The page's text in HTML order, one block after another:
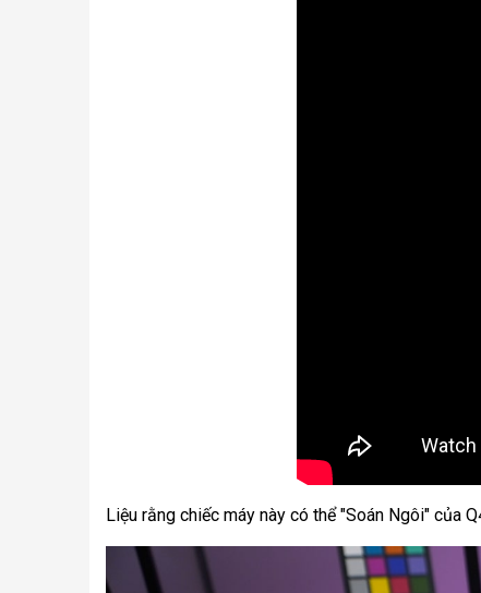
Liệu rằng chiếc máy này có thể "Soán Ngôi" của